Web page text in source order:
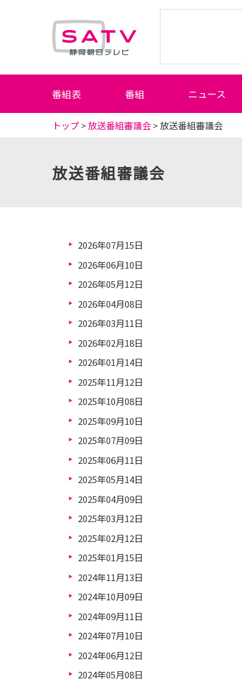
番組表 番組 ニュース
トップ>放送番組審議会> 放送番組審議会
放送番組審議会
2026年07月15日
2026年06月10日
2026年05月12日
2026年04月08日
2026年03月11日
2026年02月18日
2026年01月14日
2025年11月12日
2025年10月08日
2025年09月10日
2025年07月09日
2025年06月11日
2025年05月14日
2025年04月09日
2025年03月12日
2025年02月12日
2025年01月15日
2024年11月13日
2024年10月09日
2024年09月11日
2024年07月10日
2024年06月12日
2024年05月08日